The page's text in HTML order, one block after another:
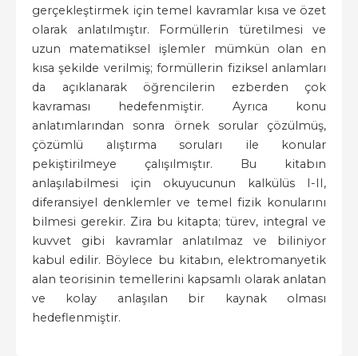
gerçekleştirmek için temel kavramlar kısa ve özet
olarak anlatılmıştır. Formüllerin türetilmesi ve
uzun matematiksel işlemler mümkün olan en
kısa şekilde verilmiş; formüllerin fiziksel anlamları
da açıklanarak öğrencilerin ezberden çok
kavraması hedefenmiştir. Ayrıca konu
anlatımlarından sonra örnek sorular çözülmüş,
çözümlü alıştırma soruları ile konular
pekiştirilmeye çalışılmıştır. Bu kitabın
anlaşılabilmesi için okuyucunun kalkülüs I-II,
diferansiyel denklemler ve temel fizik konularını
bilmesi gerekir. Zira bu kitapta; türev, integral ve
kuvvet gibi kavramlar anlatılmaz ve biliniyor
kabul edilir. Böylece bu kitabın, elektromanyetik
alan teorisinin temellerini kapsamlı olarak anlatan
ve kolay anlaşılan bir kaynak olması
hedeflenmiştir.